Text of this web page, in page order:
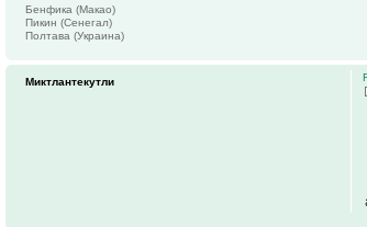
Бенфика (Макао)
Пикин (Сенегал)
Полтава (Украина)
Миктлантекутли